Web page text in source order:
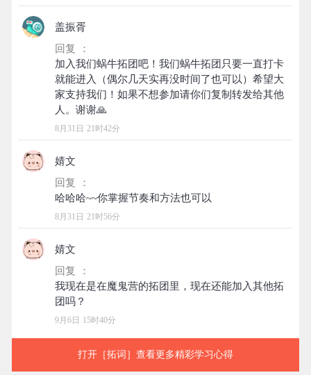
盖振胥
回复 ：
加入我们蜗牛拓团吧！我们蜗牛拓团只要一直打卡
就能进入（偶尔几天实再没时间了也可以）希望大
家支持我们！如果不想参加请你们复制转发给其他
8月31日 21时42分
婧文
回复 ：
8月31日 21时56分
婧文
回复 ：
我现在是在魔鬼营的拓团里，现在还能加入其他拓
9月6日 15时40分
打开［拓词］查看更多精彩学习心得